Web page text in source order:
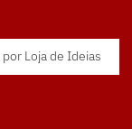
por Loja de Ideias